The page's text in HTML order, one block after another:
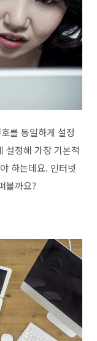
를 동일하게 설정
설정해 가장 기본적
하는데요. 인터넷
볼까요?